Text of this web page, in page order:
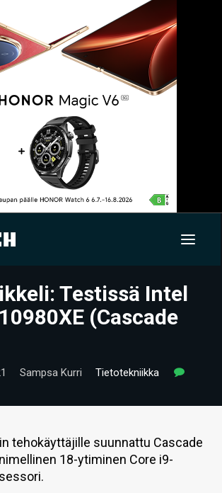
Testissä Intel
(Cascade
Sampsa Kurri
Tietotekniikka
tehokäyttäjille suunnattu Cascade
18-ytiminen Core i9-